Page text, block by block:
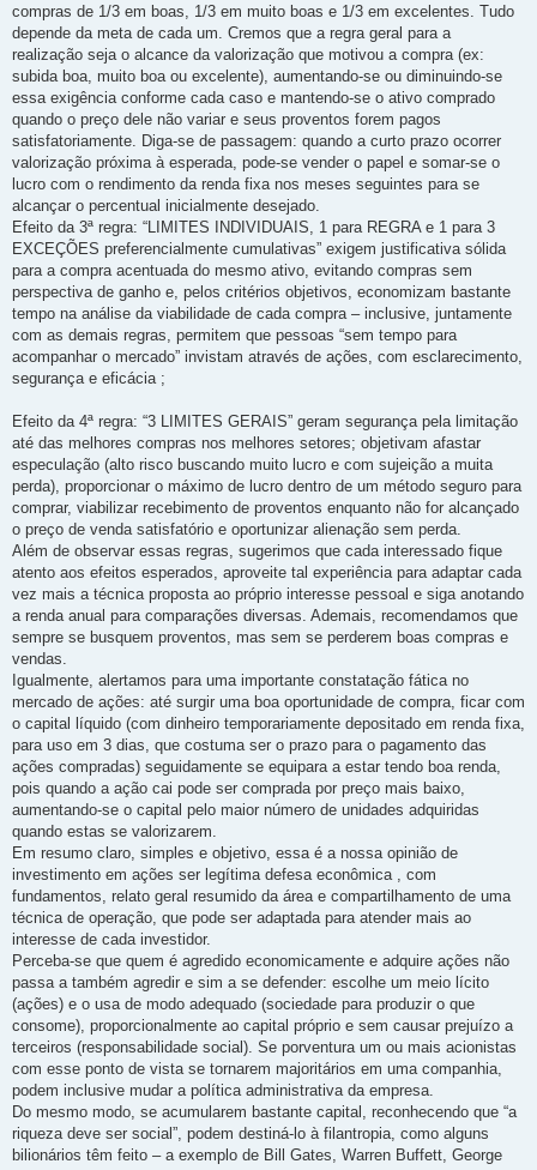
compras de 1/3 em boas, 1/3 em muito boas e 1/3 em excelentes. Tudo
depende da meta de cada um. Cremos que a regra geral para a
realização seja o alcance da valorização que motivou a compra (ex:
subida boa, muito boa ou excelente), aumentando-se ou diminuindo-se
essa exigência conforme cada caso e mantendo-se o ativo comprado
quando o preço dele não variar e seus proventos forem pagos
satisfatoriamente. Diga-se de passagem: quando a curto prazo ocorrer
valorização próxima à esperada, pode-se vender o papel e somar-se o
lucro com o rendimento da renda fixa nos meses seguintes para se
alcançar o percentual inicialmente desejado.
Efeito da 3ª regra: “LIMITES INDIVIDUAIS, 1 para REGRA e 1 para 3
EXCEÇÕES preferencialmente cumulativas” exigem justificativa sólida
para a compra acentuada do mesmo ativo, evitando compras sem
perspectiva de ganho e, pelos critérios objetivos, economizam bastante
tempo na análise da viabilidade de cada compra – inclusive, juntamente
com as demais regras, permitem que pessoas “sem tempo para
acompanhar o mercado” invistam através de ações, com esclarecimento,
segurança e eficácia ;
Efeito da 4ª regra: “3 LIMITES GERAIS” geram segurança pela limitação
até das melhores compras nos melhores setores; objetivam afastar
especulação (alto risco buscando muito lucro e com sujeição a muita
perda), proporcionar o máximo de lucro dentro de um método seguro para
comprar, viabilizar recebimento de proventos enquanto não for alcançado
o preço de venda satisfatório e oportunizar alienação sem perda.
Além de observar essas regras, sugerimos que cada interessado fique
atento aos efeitos esperados, aproveite tal experiência para adaptar cada
vez mais a técnica proposta ao próprio interesse pessoal e siga anotando
a renda anual para comparações diversas. Ademais, recomendamos que
sempre se busquem proventos, mas sem se perderem boas compras e
vendas.
Igualmente, alertamos para uma importante constatação fática no
mercado de ações: até surgir uma boa oportunidade de compra, ficar com
o capital líquido (com dinheiro temporariamente depositado em renda fixa,
para uso em 3 dias, que costuma ser o prazo para o pagamento das
ações compradas) seguidamente se equipara a estar tendo boa renda,
pois quando a ação cai pode ser comprada por preço mais baixo,
aumentando-se o capital pelo maior número de unidades adquiridas
quando estas se valorizarem.
Em resumo claro, simples e objetivo, essa é a nossa opinião de
investimento em ações ser legítima defesa econômica , com
fundamentos, relato geral resumido da área e compartilhamento de uma
técnica de operação, que pode ser adaptada para atender mais ao
interesse de cada investidor.
Perceba-se que quem é agredido economicamente e adquire ações não
passa a também agredir e sim a se defender: escolhe um meio lícito
(ações) e o usa de modo adequado (sociedade para produzir o que
consome), proporcionalmente ao capital próprio e sem causar prejuízo a
terceiros (responsabilidade social). Se porventura um ou mais acionistas
com esse ponto de vista se tornarem majoritários em uma companhia,
podem inclusive mudar a política administrativa da empresa.
Do mesmo modo, se acumularem bastante capital, reconhecendo que “a
riqueza deve ser social”, podem destiná-lo à filantropia, como alguns
bilionários têm feito – a exemplo de Bill Gates, Warren Buffett, George